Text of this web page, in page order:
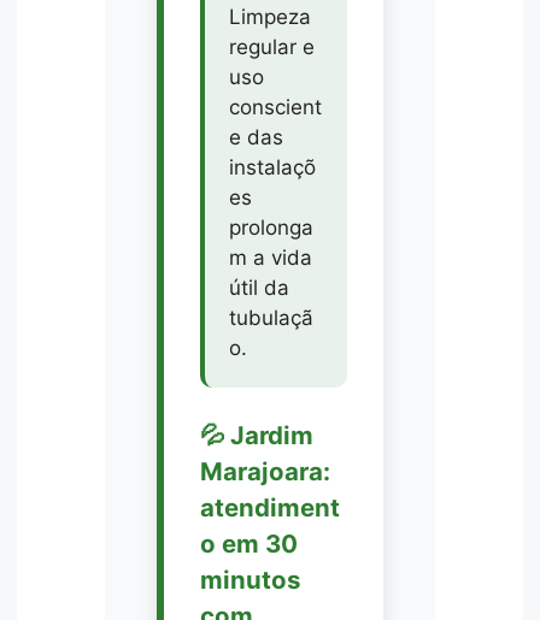
Limpeza
regular e
uso
conscient
e das
instalaçõ
es
prolonga
m a vida
útil da
tubulaçã
o.
💦 Jardim
Marajoara:
atendiment
o em 30
minutos